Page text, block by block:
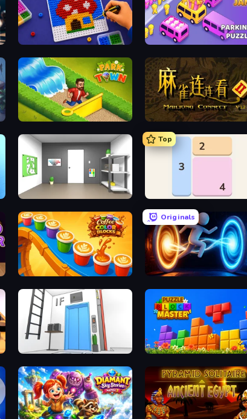
Screw Sorting Car OUT! Jam Parking Puzzle
Park Town Mahjong Connect 2 (Legacy)
Paint Room Escape
Top
Shikaku Puzzle
Coffee Color Blocks
Originals
Portal Escape
Elevator Room Escape Puzzle Block Master